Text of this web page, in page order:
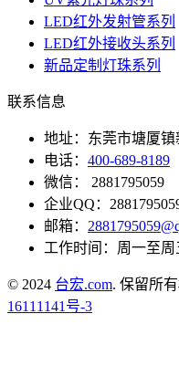
LED红外发射管系列
LED红外接收头系列
新品定制灯珠系列
联系信息
地址：东莞市塘厦镇
电话： 400-689-8189
微信： 2881795059
企业QQ：
邮箱：
工作时间：周一至周
© 2024 台宏.com. 保留所
16111141号-3